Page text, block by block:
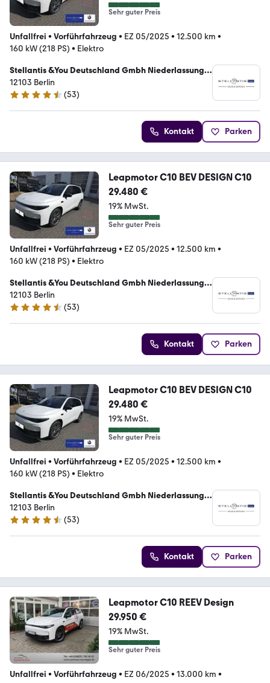
Sehr guter Preis
Unfallfrei • Vorführfahrzeug • EZ 05/2025 • 12.500 km •
160 kW (218 PS) • Elektro
Stellantis &You Deutschland Gmbh Niederlassung
Berlin Tempelhof
12103 Berlin
4.3 Sterne
(53)
Kontakt Parken
Leapmotor C10 BEV DESIGN C10
29.480 €
19% MwSt.
Sehr guter Preis
Unfallfrei • Vorführfahrzeug • EZ 05/2025 • 12.500 km •
160 kW (218 PS) • Elektro
Stellantis &You Deutschland Gmbh Niederlassung
Berlin Tempelhof
12103 Berlin
4.3 Sterne
(53)
Kontakt Parken
Leapmotor C10 BEV DESIGN C10
29.480 €
19% MwSt.
Sehr guter Preis
Unfallfrei • Vorführfahrzeug • EZ 05/2025 • 12.500 km •
160 kW (218 PS) • Elektro
Stellantis &You Deutschland Gmbh Niederlassung
Berlin Tempelhof
12103 Berlin
4.3 Sterne
(53)
Kontakt Parken
Leapmotor C10 REEV Design
29.950 €
19% MwSt.
Sehr guter Preis
Unfallfrei • Vorführfahrzeug • EZ 06/2025 • 13.000 km •